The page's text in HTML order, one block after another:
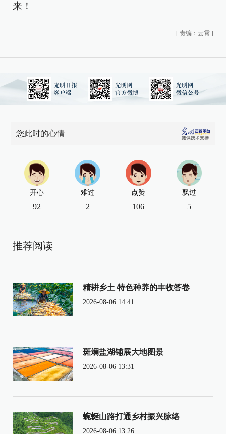
来！
[ 责编：云霄 ]
您此时的心情
开心
92
难过
2
点赞
106
飘过
5
推荐阅读
精耕乡土 特色种养的丰收答卷
2026-08-06 14:41
斑斓盐湖铺展大地图景
2026-08-06 13:31
蜿蜒山路打通乡村振兴脉络
2026-08-06 13:26